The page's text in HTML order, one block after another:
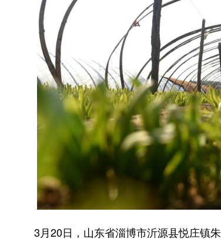
3月20日，山东省淄博市沂源县悦庄镇朱